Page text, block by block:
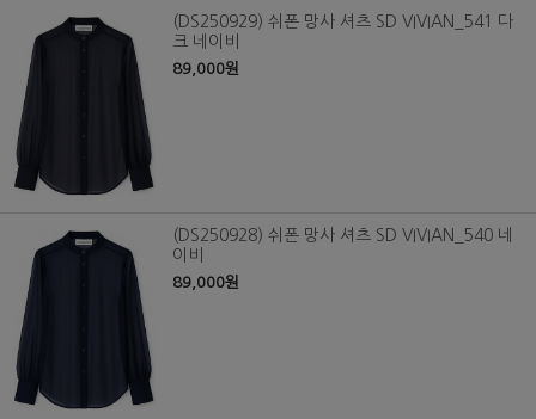
(DS250929) 쉬폰 망사 셔츠 SD VIVIAN_541 다
크 네이비
89,000원
(DS250928) 쉬폰 망사 셔츠 SD VIVIAN_540 네
이비
89,000원